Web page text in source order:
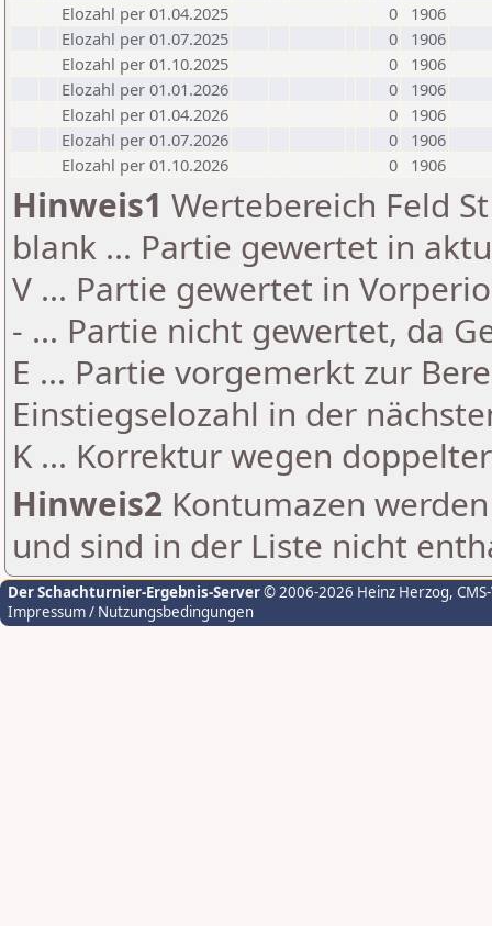
Elozahl per 01.04.2025
0
1906
Elozahl per 01.07.2025
0
1906
Elozahl per 01.10.2025
0
1906
Elozahl per 01.01.2026
0
1906
Elozahl per 01.04.2026
0
1906
Elozahl per 01.07.2026
0
1906
Elozahl per 01.10.2026
0 1906
Hinweis1 Wertebereich Feld
blank ... Partie gewertet in
V ... Partie gewertet in
- ... Partie nicht gewertet, da
E ... Partie vorgemerkt zur
Einstiegselozahl in der
K ... Korrektur wegen
Hinweis2 Kontumazen
und sind in der Liste nicht
Der Schachturnier-Ergebnis-Server© 2006-2026 Heinz Herzog,
Impressum / Nutzungsbedingungen